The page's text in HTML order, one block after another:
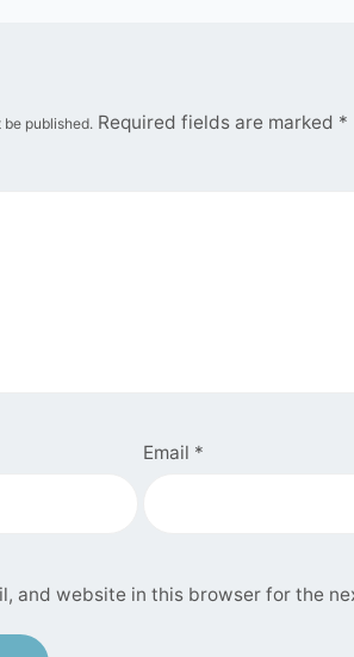
published. Required fields are marked *
Email *
and website in this browser for the